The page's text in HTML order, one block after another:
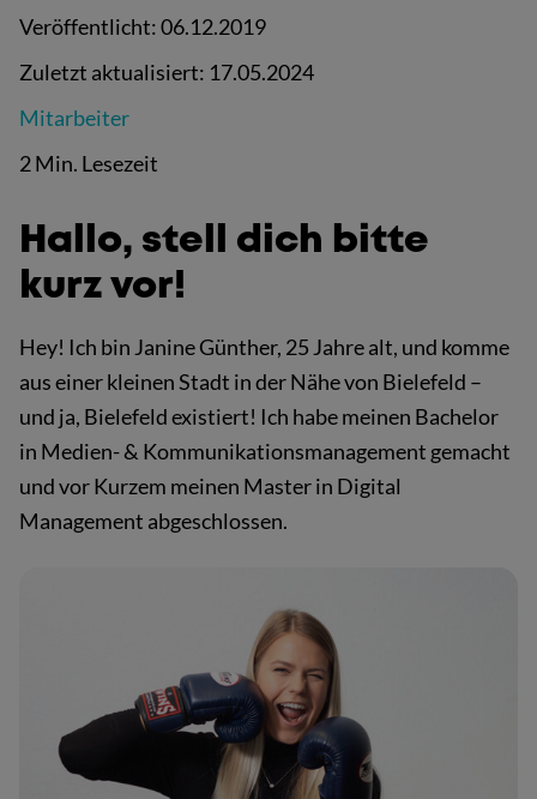
Veröffentlicht:06.12.2019
Zuletzt aktualisiert: 17.05.2024
Mitarbeiter
2 Min. Lesezeit
Hallo, stell dich bitte
kurz vor!
Hey! Ich bin Janine Günther, 25 Jahre alt, und komme
aus einer kleinen Stadt in der Nähe von Bielefeld –
und ja, Bielefeld existiert! Ich habe meinen Bachelor
in Medien- & Kommunikationsmanagement gemacht
und vor Kurzem meinen Master in Digital
Management abgeschlossen.